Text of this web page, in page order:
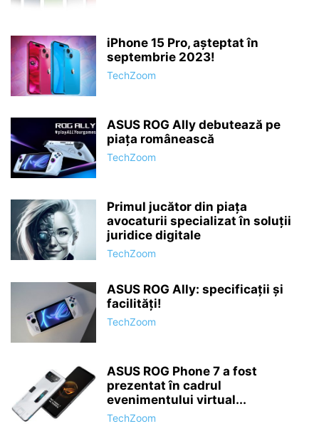
iPhone 15 Pro, așteptat în
septembrie 2023!
TechZoom
ASUS ROG Ally debutează pe
piața românească
TechZoom
Primul jucător din piața
avocaturii specializat în soluții
juridice digitale
TechZoom
ASUS ROG Ally: specificații și
facilități!
TechZoom
ASUS ROG Phone 7 a fost
prezentat în cadrul
evenimentului virtual...
TechZoom